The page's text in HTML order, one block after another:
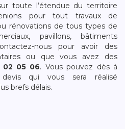
toute l’étendue du territoire
pour tout travaux de
rénovations de tous types de
pavillons, bâtiments
nous pour avoir des
ou que vous avez des
02 05 06. Vous pouvez dès à
qui vous sera réalisé
brefs délais.